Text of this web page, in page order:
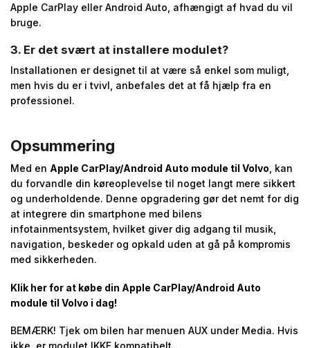
Apple CarPlay eller Android Auto, afhængigt af hvad du vil
bruge.
3. Er det svært at installere modulet?
Installationen er designet til at være så enkel som muligt,
men hvis du er i tvivl, anbefales det at få hjælp fra en
professionel.
Opsummering
Med en Apple CarPlay/Android Auto module til Volvo , kan
du forvandle din køreoplevelse til noget langt mere sikkert
og underholdende. Denne opgradering gør det nemt for dig
at integrere din smartphone med bilens
infotainmentsystem, hvilket giver dig adgang til musik,
navigation, beskeder og opkald uden at gå på kompromis
med sikkerheden.
Klik her for at købe din Apple CarPlay/Android Auto
module til Volvo i dag!
BEMÆRK! Tjek om bilen har menuen AUX under Media. Hvis